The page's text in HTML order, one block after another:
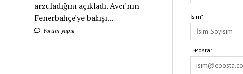
arzuladığını açıkladı. Avcı'nın
Fenerbahçe'ye bakışı...
Yorum yapın
İsim*
E-Posta*